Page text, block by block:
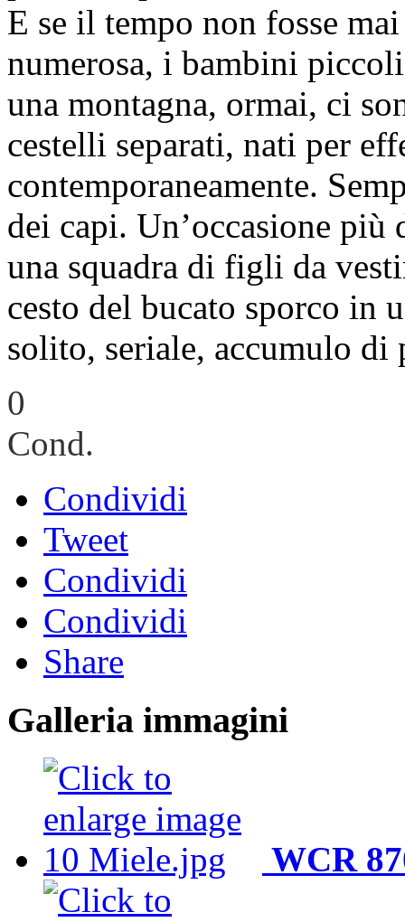
E se il tempo non fosse
numerosa, i bambini
una montagna, ormai, ci
cestelli separati, nati per
contemporaneamente.
dei capi. Un’occasione più
una squadra di figli da
cesto del bucato sporco in
solito, seriale, accumulo di
0
Cond.
Condividi
Tweet
Condividi
Condividi
Share
Galleria immagini
WCR